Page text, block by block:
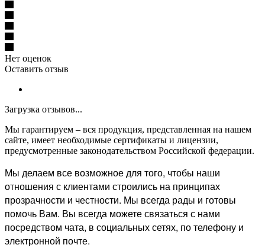
Нет оценок
Оставить отзыв
Загрузка отзывов...
Мы гарантируем – вся продукция, представленная на нашем
сайте, имеет необходимые сертификаты и лицензии,
предусмотренные законодательством Российской федерации.
Мы делаем все возможное для того, чтобы наши
отношения с клиентами строились на принципах
прозрачности и честности. Мы всегда рады и готовы
помочь Вам. Вы всегда можете связаться с нами
посредством чата, в социальных сетях, по телефону и
электронной почте.